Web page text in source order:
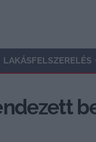
LAKÁSFELSZERELÉS